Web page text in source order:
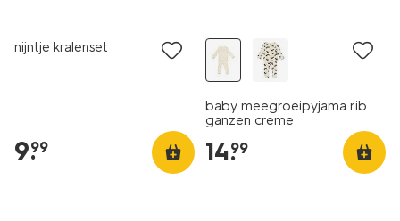
nijntje kralenset
9.
99
baby meegroeipyjama rib
ganzen creme
14.
99